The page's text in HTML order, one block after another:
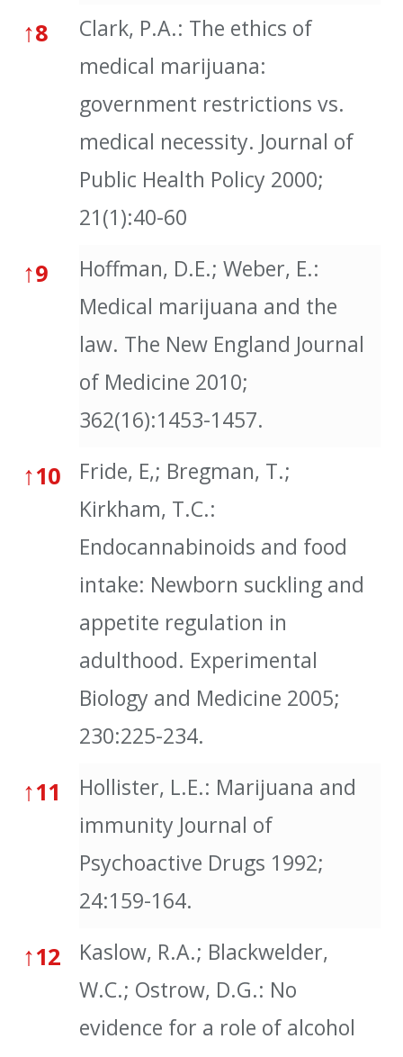
↑8
Clark, P.A.: The ethics of
medical marijuana:
government restrictions vs.
medical necessity. Journal of
Public Health Policy 2000;
21(1):40-60
↑9
Hoffman, D.E.; Weber, E.:
Medical marijuana and the
law. The New England Journal
of Medicine 2010;
362(16):1453-1457.
↑10
Fride, E,; Bregman, T.;
Kirkham, T.C.:
Endocannabinoids and food
intake: Newborn suckling and
appetite regulation in
adulthood. Experimental
Biology and Medicine 2005;
230:225-234.
↑11
Hollister, L.E.: Marijuana and
immunity Journal of
Psychoactive Drugs 1992;
24:159-164.
↑12
Kaslow, R.A.; Blackwelder,
W.C.; Ostrow, D.G.: No
evidence for a role of alcohol